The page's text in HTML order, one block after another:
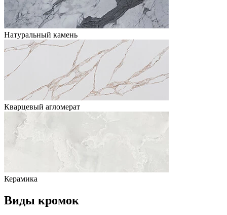
Натуральный камень
Кварцевый агломерат
Керамика
Виды кромок